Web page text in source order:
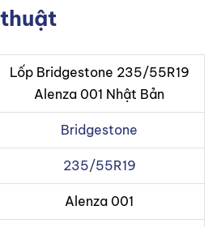
Lốp Bridgestone 235/55R19
Alenza 001 Nhật Bản
Bridgestone
235/55R19
Alenza 001